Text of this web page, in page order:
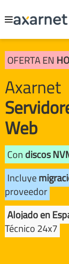
OFERTA EN
Axarnet
Web
Condiscos
Incluye
proveedor
Alojado en
Técnico 24x7